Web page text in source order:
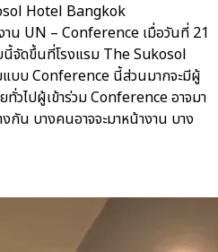
Hotel Bangkok
น UN – Conference เมื่อวันที่ 21
จัดขึ้นที่โรงแรม The Sukosol
บบ Conference นี้ส่วนมากจะมีผู้
ทั่วไปผู้เข้าร่วม Conference อาจมา
กัน บางคนอาจจะมาหน้างาน บาง